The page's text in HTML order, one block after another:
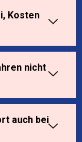
Kosten
nicht
auch bei